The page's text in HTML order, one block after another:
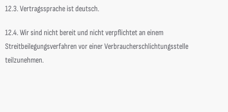
12.3. Vertragssprache ist deutsch.
12.4. Wir sind nicht bereit und nicht verpflichtet an einem
Streitbeilegungsverfahren vor einer Verbraucherschlichtungsstelle
teilzunehmen.